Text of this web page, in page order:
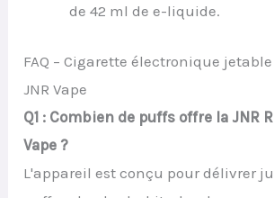
de 42 ml de e-liquide.
FAQ – Cigarette électronique
JNR Vape
Q1 : Combien de puffs offre la JNR
Vape ?
L'appareil est conçu pour délivrer